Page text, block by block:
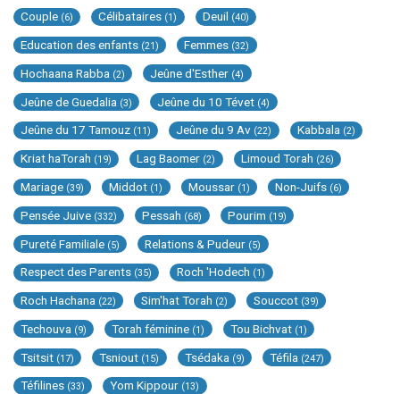
Couple (6) Célibataires (1) Deuil (40)
Education des enfants (21) Femmes (32)
Hochaana Rabba (2) Jeûne d'Esther (4)
Jeûne de Guedalia (3) Jeûne du 10 Tévet (4)
Jeûne du 17 Tamouz (11) Jeûne du 9 Av (22) Kabbala (2)
Kriat haTorah (19) Lag Baomer (2) Limoud Torah (26)
Mariage (39) Middot (1) Moussar (1) Non-Juifs (6)
Pensée Juive (332) Pessah (68) Pourim (19)
Pureté Familiale (5) Relations & Pudeur (5)
Respect des Parents (35) Roch 'Hodech (1)
Roch Hachana (22) Sim'hat Torah (2) Souccot (39)
Techouva (9) Torah féminine (1) Tou Bichvat (1)
Tsitsit (17) Tsniout (15) Tsédaka (9) Téfila (247)
Téfilines (33) Yom Kippour (13)